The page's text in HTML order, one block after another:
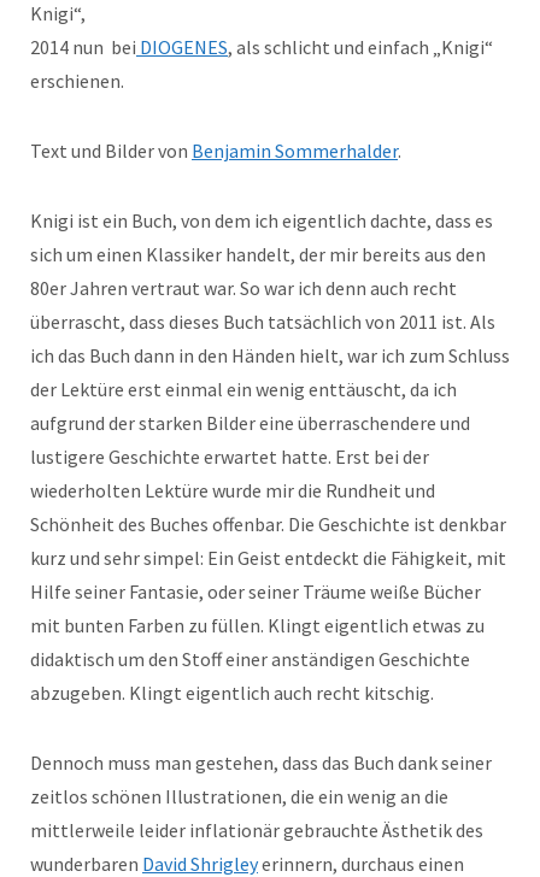
Knigi“,
2014 nun bei DIOGENES, als schlicht und einfach „Knigi“
erschienen.
Text und Bilder von Benjamin Sommerhalder.
Knigi ist ein Buch, von dem ich eigentlich dachte, dass es
sich um einen Klassiker handelt, der mir bereits aus den
80er Jahren vertraut war. So war ich denn auch recht
überrascht, dass dieses Buch tatsächlich von 2011 ist. Als
ich das Buch dann in den Händen hielt, war ich zum Schluss
der Lektüre erst einmal ein wenig enttäuscht, da ich
aufgrund der starken Bilder eine überraschendere und
lustigere Geschichte erwartet hatte. Erst bei der
wiederholten Lektüre wurde mir die Rundheit und
Schönheit des Buches offenbar. Die Geschichte ist denkbar
kurz und sehr simpel: Ein Geist entdeckt die Fähigkeit, mit
Hilfe seiner Fantasie, oder seiner Träume weiße Bücher
mit bunten Farben zu füllen. Klingt eigentlich etwas zu
didaktisch um den Stoff einer anständigen Geschichte
abzugeben. Klingt eigentlich auch recht kitschig.
Dennoch muss man gestehen, dass das Buch dank seiner
zeitlos schönen Illustrationen, die ein wenig an die
mittlerweile leider inflationär gebrauchte Ästhetik des
wunderbaren David Shrigleyerinnern, durchaus einen